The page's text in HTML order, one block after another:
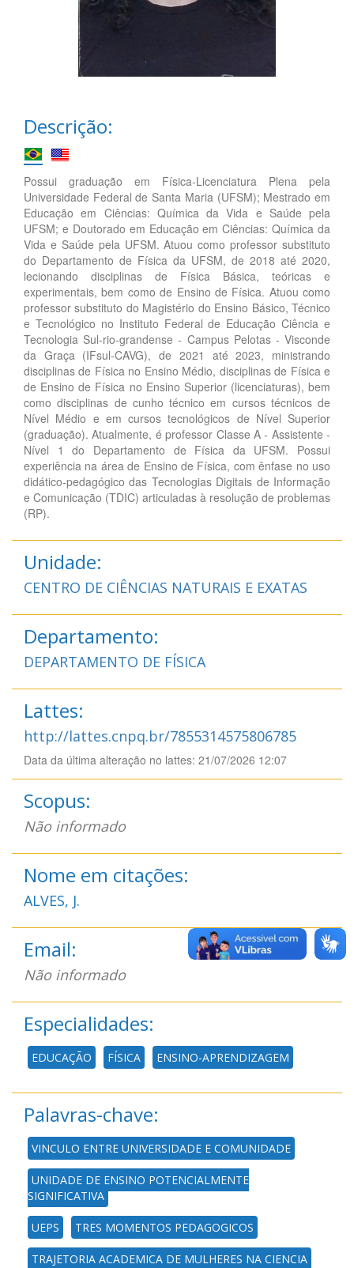
Descrição:
Possui graduação em Física-Licenciatura Plena pela
Universidade Federal de Santa Maria (UFSM); Mestrado em
Educação em Ciências: Química da Vida e Saúde pela
UFSM; e Doutorado em Educação em Ciências: Química da
Vida e Saúde pela UFSM. Atuou como professor substituto
do Departamento de Física da UFSM, de 2018 até 2020,
lecionando disciplinas de Física Básica, teóricas e
experimentais, bem como de Ensino de Física. Atuou como
professor substituto do Magistério do Ensino Básico, Técnico
e Tecnológico no Instituto Federal de Educação Ciência e
Tecnologia Sul-rio-grandense - Campus Pelotas - Visconde
da Graça (IFsul-CAVG), de 2021 até 2023, ministrando
disciplinas de Física no Ensino Médio, disciplinas de Física e
de Ensino de Física no Ensino Superior (licenciaturas), bem
como disciplinas de cunho técnico em cursos técnicos de
Nível Médio e em cursos tecnológicos de Nível Superior
(graduação). Atualmente, é professor Classe A - Assistente -
Nível 1 do Departamento de Física da UFSM. Possui
experiência na área de Ensino de Física, com ênfase no uso
didático-pedagógico das Tecnologias Digitais de Informação
e Comunicação (TDIC) articuladas à resolução de problemas
(RP).
Unidade:
CENTRO DE CIÊNCIAS NATURAIS E EXATAS
Departamento:
DEPARTAMENTO DE FÍSICA
Lattes:
http://lattes.cnpq.br/7855314575806785
Data da última alteração no lattes: 21/07/2026 12:07
Scopus:
Não informado
Nome em citações:
ALVES, J.
Email:
Não informado
Especialidades:
EDUCAÇÃO FÍSICA ENSINO-APRENDIZAGEM
Palavras-chave:
VINCULO ENTRE UNIVERSIDADE E COMUNIDADE
UNIDADE DE ENSINO POTENCIALMENTE
SIGNIFICATIVA
UEPS TRES MOMENTOS PEDAGOGICOS
TRAJETORIA ACADEMICA DE MULHERES NA CIENCIA